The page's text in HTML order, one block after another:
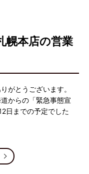
幌本店の営業
がとうございます。
からの「緊急事態宣
日までの予定でした